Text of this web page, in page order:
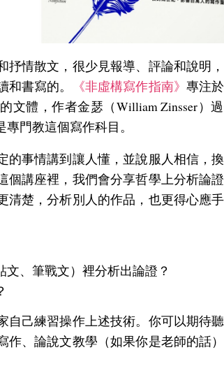
抒情散文，很少見報導、評論和說明
書寫的。
《非虛構寫作指南》專注
文體，作者金瑟（William Zinsser）
門教這個寫作科目。
事情講到讓人懂，並說服人相信，換
個講座裡，我們會分享哲學上分析論
清楚，分析別人的作品，也更得心應
、筆戰文）裡分析出論證？
自己練習操作上述技術。你可以期待
作、論說文教學（如果你是老師的話